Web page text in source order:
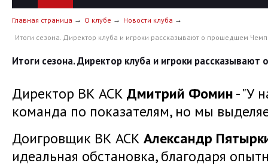
Главная страница О клубе
Новости клуба
Итоги сезона. Директор клуба и игроки рассказывают о прошедшем
Итоги сезона. Директор клуба и игроки
Директор ВК АСК Дмитрий Фомин- "У
команда по показателям, но мы
Доигровщик ВК АСК Александр
идеальная обстановка, благодаря